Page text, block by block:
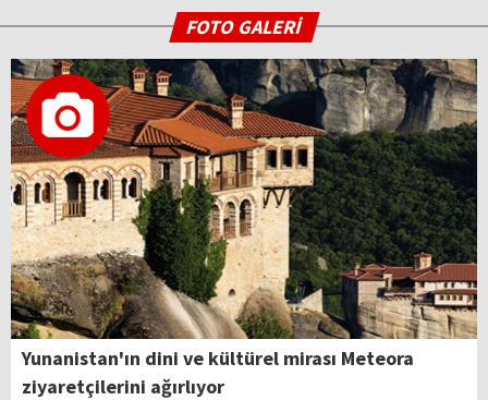
FOTO GALERİ
Yunanistan'ın dini ve kültürel mirası Meteora
ziyaretçilerini ağırlıyor